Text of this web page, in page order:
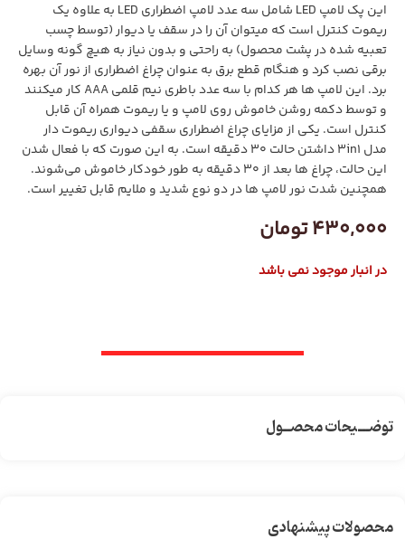
این پک لامپ LED شامل سه عدد لامپ اضطراری LED به علاوه یک
ریموت کنترل است که میتوان آن را در سقف یا دیوار (توسط چسب
تعبیه شده در پشت محصول) به راحتی و بدون نیاز به هیچ گونه وسایل
برقی نصب کرد و هنگام قطع برق به عنوان چراغ اضطراری از نور آن بهره
برد. این لامپ ها هر کدام با سه عدد باطری نیم قلمی AAA کار میکنند
و توسط دکمه روشن خاموش روی لامپ و یا ریموت همراه آن قابل
کنترل است. یکی از مزایای چراغ اضطراری سقفی دیواری ریموت دار
مدل 3in1 داشتن حالت 30 دقیقه‌ است. به این صورت که با فعال شدن
این حالت، چراغ ها بعد از 30 دقیقه به طور خودکار خاموش می‌شوند.
همچنین شدت نور لامپ ها در دو نوع شدید و ملایم قابل تغییر است.
430,000تومان
در انبار موجود نمی باشد
توضـــیحات محصــول
محصولات پیشنهادی